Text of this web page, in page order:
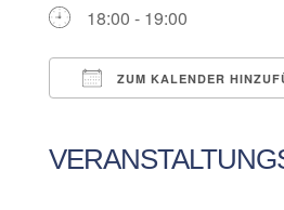
18:00 - 19:00
ZUM KALENDER